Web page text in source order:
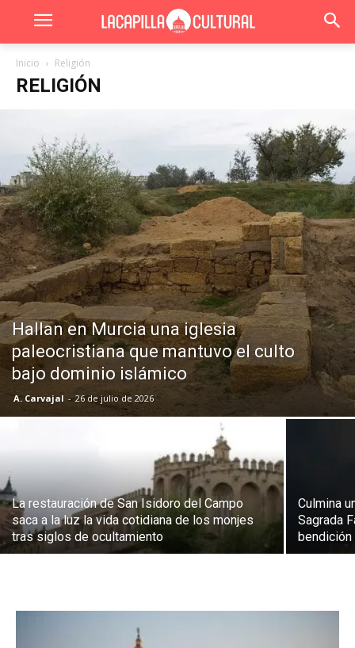
Inicio Religión
RELIGIÓN
Hallan en Murcia una iglesia
paleocristiana que mantuvo el culto
bajo dominio islámico
A. Carvajal - 26 de julio de 2026
La restauración de San Isidoro del Campo
saca a la luz la vida cotidiana de los monjes
tras siglos de ocultamiento
Culmina
Sagrada
bendición